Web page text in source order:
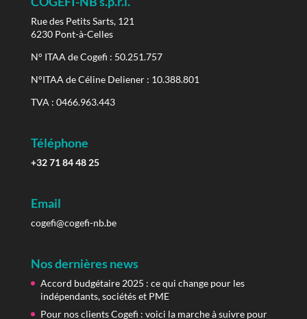
Rue des Petits Sarts, 121
6230 Pont-à-Celles
N° ITAA de Cogefi : 50.251.757
N°ITAA de Céline Deliener : 10.388.801
TVA : 0466.963.443
Téléphone
+32 71 84 48 25
Email
cogefi@cogefi-nb.be
Nos dernières news
Accord budgétaire 2025 : ce qui change pour les
indépendants, sociétés et PME
Pour nos clients Cogefi : voici la marche à suivre pour